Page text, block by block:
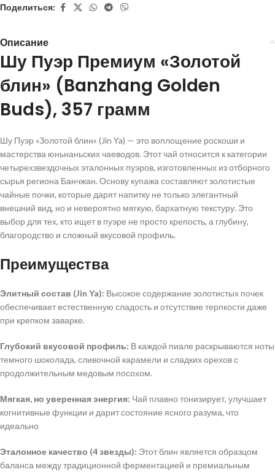
Поделиться:
Описание
Шу Пуэр Премиум «Золотой
блин» (Banzhang Golden
Buds), 357 грамм
Шу Пуэр «Золотой блин» (Jin Ya) — это воплощение роскоши и
мастерства юньнаньских чаеводов. Этот чай относится к категории
четырехзвездочных эталонных пуэров, изготовленных из отборного
сырья региона Банчжан. Основу купажа составляют золотистые
чайные почки, которые дарят напитку не только элегантный
внешний вид, но и невероятно мягкую, бархатную текстуру. Это
выбор для тех, кто ищет в пуэре не просто крепость, а глубину,
благородство и сложный вкусовой профиль.
Преимущества
Элитный состав (Jin Ya): Высокое содержание золотистых почек
обеспечивает естественную сладость и отсутствие терпкости даже
при крепком заварке.
Глубокий вкусовой профиль: В каждой пиале раскрываются ноты
темного шоколада, сливочной карамели и сладких орехов с
продолжительным медовым посохом.
Мягкая, но уверенная энергия: Чай плавно тонизирует, улучшает
когнитивные функции и дарит состояние ясного разума, что
идеально
Эталонное качество (4 звезды): Этот блин является образцом
баланса между традиционной ферментацией и премиальным